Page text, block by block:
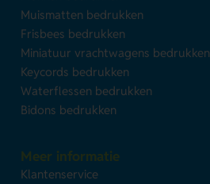
Muismatten bedrukken
Frisbees bedrukken
Miniatuur vrachtwagens bedrukken
Keycords bedrukken
Waterflessen bedrukken
Bidons bedrukken
Meer informatie
Klantenservice